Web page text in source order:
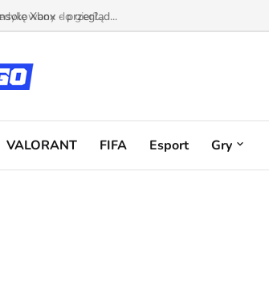
Xbox - przegląd...
VALORANT FIFA Esport Gry